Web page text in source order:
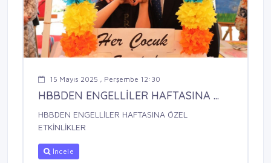
15 Mayıs 2025 , Perşembe 12:30
HBBDEN ENGELLİLER HAFTASINA ...
HBBDEN ENGELLİLER HAFTASINA ÖZEL
ETKİNLİKLER
İncele